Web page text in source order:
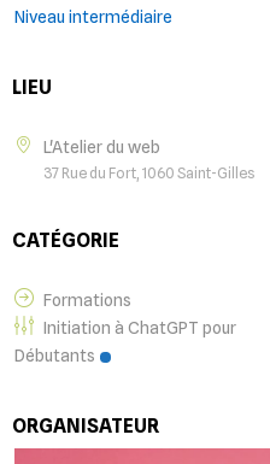
Niveau intermédiaire
LIEU
L'Atelier du web
37 Rue du Fort, 1060 Saint-Gilles
CATÉGORIE
Formations
Initiation à ChatGPT pour
Débutants
ORGANISATEUR